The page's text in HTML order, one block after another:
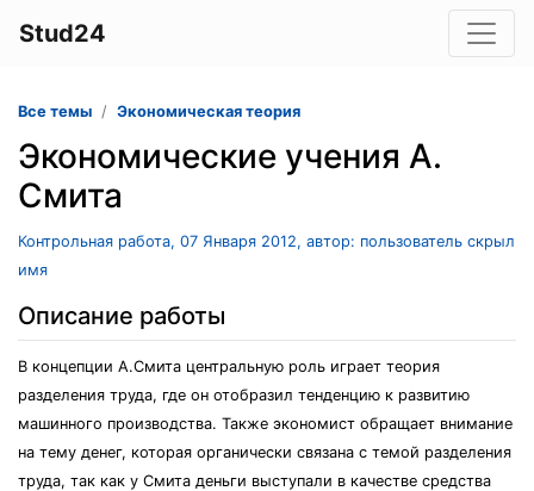
Stud24
Все темы Экономическая теория
Экономические учения А.
Смита
Контрольная работа, 07 Января 2012, автор: пользователь скрыл
имя
Описание работы
В концепции А.Смита центральную роль играет теория
разделения труда, где он отобразил тенденцию к развитию
машинного производства. Также экономист обращает внимание
на тему денег, которая органически связана с темой разделения
труда, так как у Смита деньги выступали в качестве средства